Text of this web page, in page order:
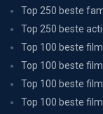
Top 250 beste
Top 250 beste
Top 100 beste
Top 100 beste
Top 100 beste
Top 100 beste